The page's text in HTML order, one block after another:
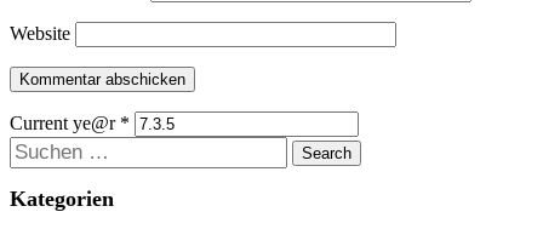
Website
Current ye@r *
Suchen
Kategorien